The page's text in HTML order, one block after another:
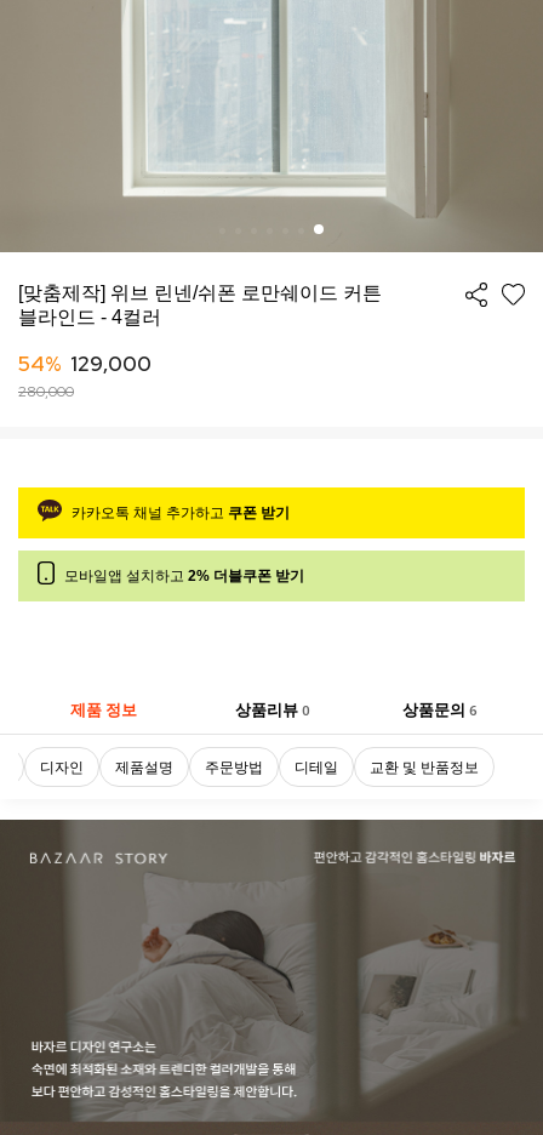
[맞춤제작] 위브 린넨/쉬폰 로만쉐이드 커튼
블라인드 - 4컬러
54% 129,000
280,000
카카오톡 채널 추가하고 쿠폰 받기
모바일앱 설치하고 2% 더블쿠폰 받기
제품 정보 상품리뷰 0 상품문의6
디자인 제품설명 주문방법 디테일 교환 및 반품정보